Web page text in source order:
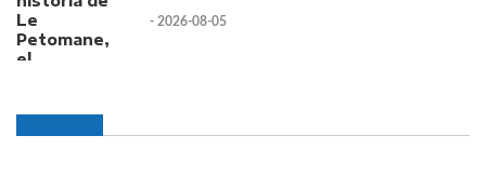
- 2026-08-05